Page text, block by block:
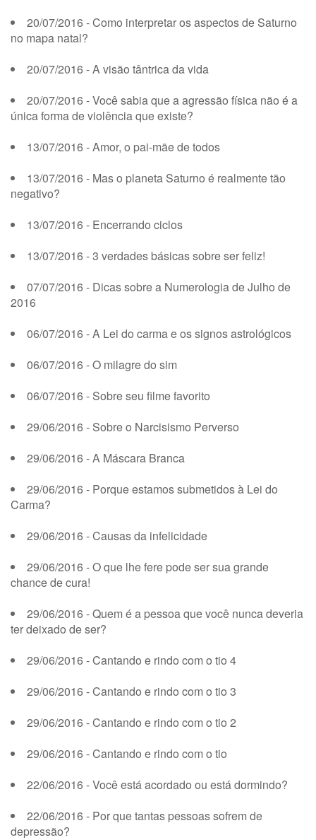
20/07/2016 - Como interpretar os aspectos de Saturno
no mapa natal?
20/07/2016 - A visão tântrica da vida
20/07/2016 - Você sabia que a agressão física não é a
única forma de violência que existe?
13/07/2016 - Amor, o pai-mãe de todos
13/07/2016 - Mas o planeta Saturno é realmente tão
negativo?
13/07/2016 - Encerrando ciclos
13/07/2016 - 3 verdades básicas sobre ser feliz!
07/07/2016 - Dicas sobre a Numerologia de Julho de
2016
06/07/2016 - A Lei do carma e os signos astrológicos
06/07/2016 - O milagre do sim
06/07/2016 - Sobre seu filme favorito
29/06/2016 - Sobre o Narcisismo Perverso
29/06/2016 - A Máscara Branca
29/06/2016 - Porque estamos submetidos à Lei do
Carma?
29/06/2016 - Causas da infelicidade
29/06/2016 - O que lhe fere pode ser sua grande
chance de cura!
29/06/2016 - Quem é a pessoa que você nunca deveria
ter deixado de ser?
29/06/2016 - Cantando e rindo com o tio 4
29/06/2016 - Cantando e rindo com o tio 3
29/06/2016 - Cantando e rindo com o tio 2
29/06/2016 - Cantando e rindo com o tio
22/06/2016 - Você está acordado ou está dormindo?
22/06/2016 - Por que tantas pessoas sofrem de
depressão?